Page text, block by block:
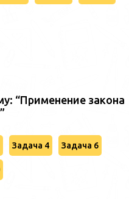
“Применение закона
Задача 4 Задача 6